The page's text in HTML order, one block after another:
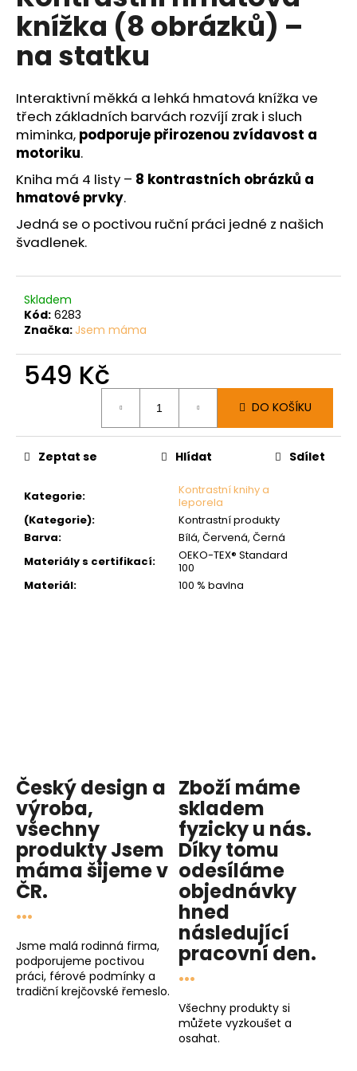
0,0
5
hvězdiček.
knížka (8 obrázků) –
na statku
Interaktivní měkká a lehká hmatová knížka ve
třech základních barvách rozvíjí zrak i sluch
miminka, podporuje přirozenou zvídavost a
motoriku.
Kniha má 4 listy – 8 kontrastních obrázků a
hmatové prvky.
Jedná se o poctivou ruční práci jedné z našich
švadlenek.
Skladem
Kód: 6283
Značka: Jsem máma
549 Kč
DO KOŠÍKU
Kategorie:
Kontrastní knihy a
leporela
(Kategorie):
Kontrastní produkty
Barva:
Bílá, Červená, Černá
Materiály s certifikací:
OEKO-TEX® Standard
100
Materiál: 100 % bavlna
Zeptat se Hlídat Sdílet
Český design a
výroba,
všechny
produktyJsem
mámašijeme v
ČR.
...
Jsme malá rodinná firma,
podporujeme poctivou
práci, férové podmínky a
tradiční krejčovské řemeslo.
Zboží máme
skladem
fyzicky u nás.
Díky tomu
odesíláme
objednávky
hned
následující
pracovní den.
...
Všechny produkty si
můžete vyzkoušet a
osahat.
u
j
e
m
e